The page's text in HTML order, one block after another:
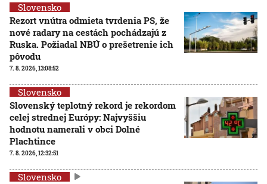
Slovensko
Rezort vnútra odmieta tvrdenia PS, že
nové radary na cestách pochádzajú z
Ruska. Požiadal NBÚ o prešetrenie ich
pôvodu
7. 8. 2026, 13:08:52
Slovensko
Slovenský teplotný rekord je rekordom
celej strednej Európy: Najvyššiu
hodnotu namerali v obci Dolné
Plachtince
7. 8. 2026, 12:32:51
Slovensko